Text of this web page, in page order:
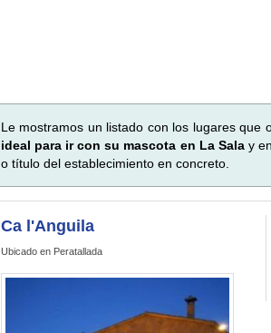
Le mostramos un listado con los lugares que
ideal para ir con su mascota en La Salay
o título del establecimiento en concreto.
Ca l'Anguila
Ubicado en Peratallada